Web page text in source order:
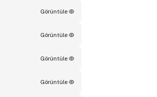
Görüntüle
Görüntüle
Görüntüle
Görüntüle